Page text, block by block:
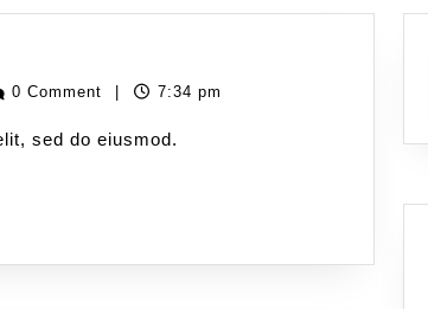
0 Comment 7:34 pm
sed do eiusmod.